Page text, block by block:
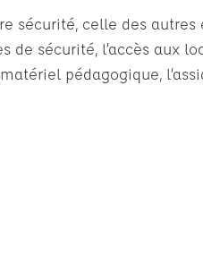
sécurité, celle des
sécurité, l’accès aux
pédagogique,